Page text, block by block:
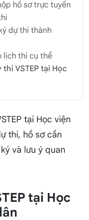
hồ sơ trực tuyến
dự thi thành
lịch thi cụ thể
VSTEP tại Học
tại Học viện
thi, hồ sơ cần
và lưu ý quan
tại Học